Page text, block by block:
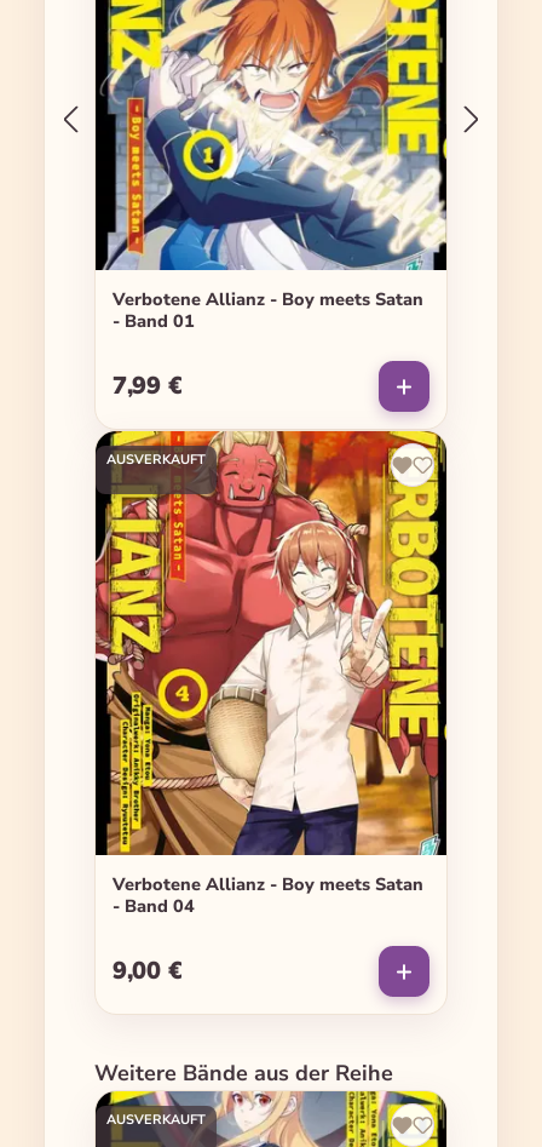
Verbotene Allianz - Boy meets Satan
- Band 01
Regulärer Preis:
7,99 €
AUSVERKAUFT
Verbotene Allianz - Boy meets Satan
- Band 04
Regulärer Preis:
9,00 €
Produktgalerie überspringen
Weitere Bände aus der Reihe
AUSVERKAUFT